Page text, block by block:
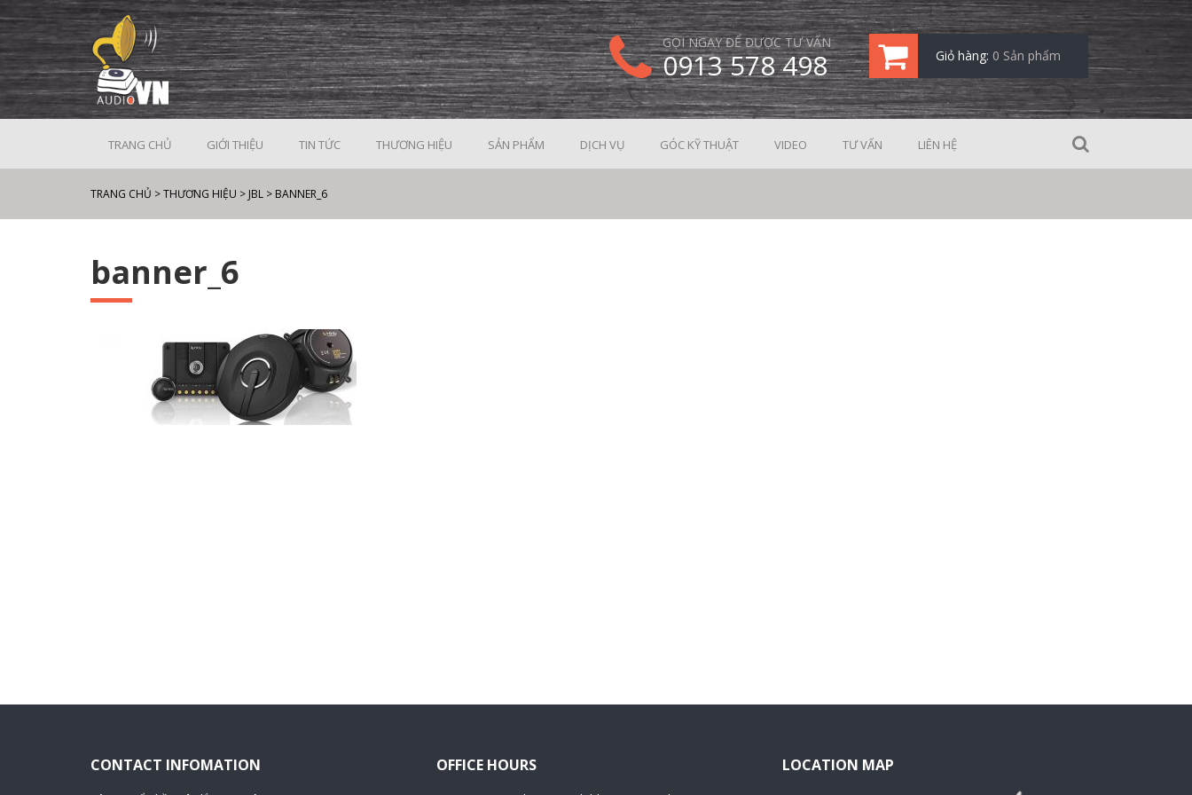
GỌI NGAY ĐỂ ĐƯỢC TƯ VẤN
0913 578 498 Giỏ hàng: 0 Sản phẩm
TRANG CHỦ GIỚI THIỆU TIN TỨC THƯƠNG HIỆU SẢN PHẨM DỊCH VỤ GÓC KỸ THUẬT VIDEO TƯ VẤN LIÊN HỆ
TRANG CHỦ >THƯƠNG HIỆU > JBL > BANNER_6
banner_6
CONTACT INFOMATION OFFICE HOURS LOCATION MAP